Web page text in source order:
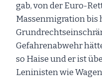
gab, von der Euro-
Massenmigration
Gefahrenabwehr
so Haise und er ist
Leninisten wie